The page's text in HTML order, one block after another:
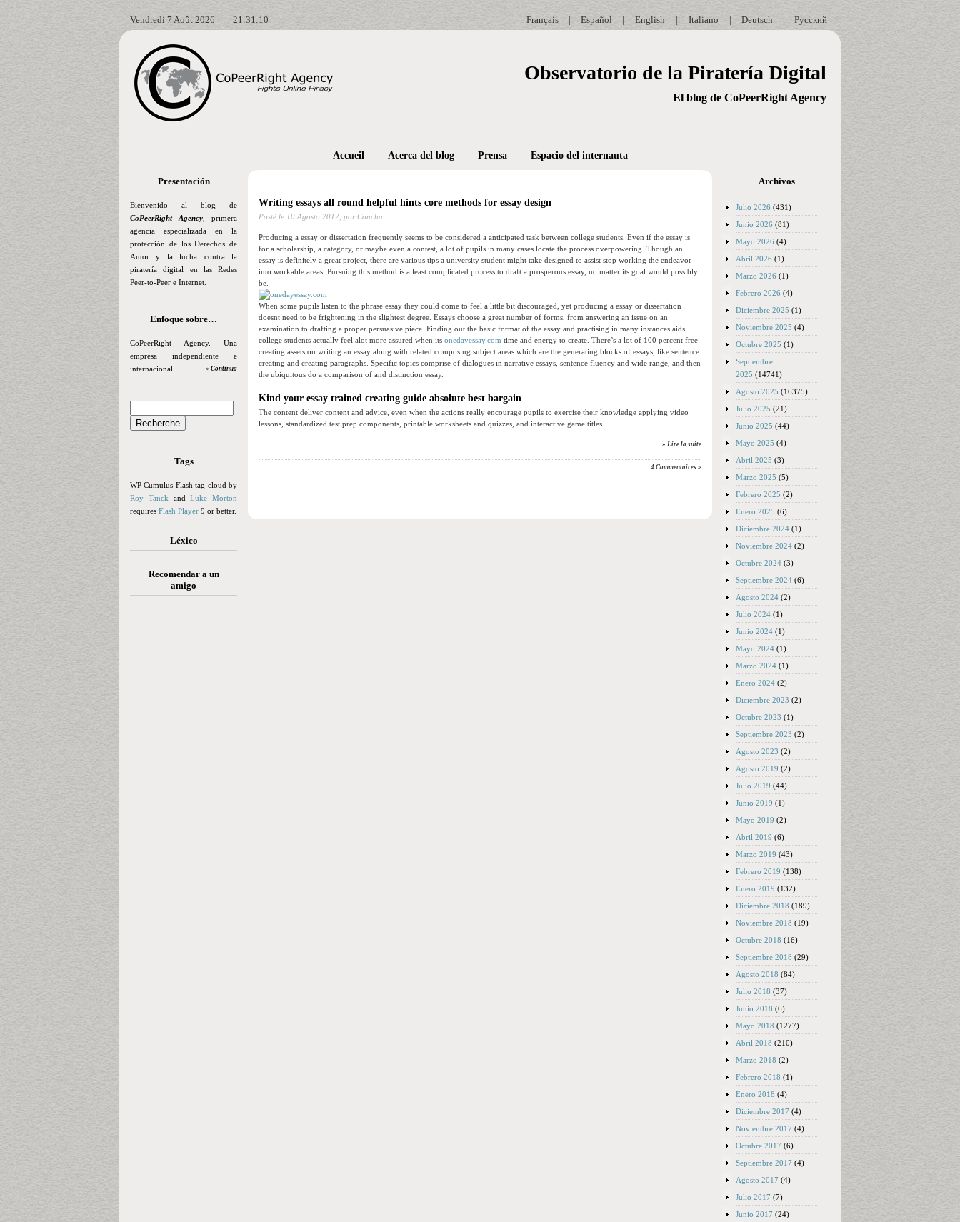
Vendredi 7 Août 2026 21:31:11 Русский
|
Deutsch
|
Italiano
|
English
|
Español
|
Français
Observatorio de la Piratería Digital
El blog de CoPeerRight Agency
Presentación
Bienvenido al blog de
CoPeerRight Agency , primera
agencia especializada en la
protección de los Derechos de
Autor y la lucha contra la
piratería digital en las Redes
Peer-to-Peer e Internet.
Enfoque sobre…
CoPeerRight Agency. Una
empresa independiente e
internacional
» Continua
Tags
WP Cumulus Flash tag cloud by
Roy Tanck andLuke Morton
requires Flash Player 9 or better.
Léxico
Recomendar a un
amigo
Accueil Acerca del blog Prensa Espacio del internauta
Writing essays all round helpful hints core methods for essay design
Posté le 10 Agosto 2012, por Concha
Producing a essay or dissertation frequently seems to be considered a anticipated task between college students. Even if the essay is
for a scholarship, a category, or maybe even a contest, a lot of pupils in many cases locate the process overpowering. Though an
essay is definitely a great project, there are various tips a university student might take designed to assist stop working the endeavor
into workable areas. Pursuing this method is a least complicated process to draft a prosperous essay, no matter its goal would possibly
be.
When some pupils listen to the phrase essay they could come to feel a little bit discouraged, yet producing a essay or dissertation
doesnt need to be frightening in the slightest degree. Essays choose a great number of forms, from answering an issue on an
examination to drafting a proper persuasive piece. Finding out the basic format of the essay and practising in many instances aids
college students actually feel alot more assured when its onedayessay.com time and energy to create. There’s a lot of 100 percent free
creating assets on writing an essay along with related composing subject areas which are the generating blocks of essays, like sentence
creating and creating paragraphs. Specific topics comprise of dialogues in narrative essays, sentence fluency and wide range, and then
the ubiquitous do a comparison of and distinction essay.
Kind your essay trained creating guide absolute best bargain
The content deliver content and advice, even when the actions really encourage pupils to exercise their knowledge applying video
lessons, standardized test prep components, printable worksheets and quizzes, and interactive game titles.
» Lire la suite
4 Commentaires »
Archivos
Julio 2026 (431)
Junio 2026 (81)
Mayo 2026 (4)
Abril 2026 (1)
Marzo 2026 (1)
Febrero 2026 (4)
Diciembre 2025 (1)
Noviembre 2025 (4)
Octubre 2025 (1)
Septiembre
2025 (14741)
Agosto 2025 (16375)
Julio 2025 (21)
Junio 2025 (44)
Mayo 2025 (4)
Abril 2025 (3)
Marzo 2025 (5)
Febrero 2025 (2)
Enero 2025 (6)
Diciembre 2024 (1)
Noviembre 2024 (2)
Octubre 2024 (3)
Septiembre 2024 (6)
Agosto 2024 (2)
Julio 2024 (1)
Junio 2024 (1)
Mayo 2024 (1)
Marzo 2024 (1)
Enero 2024 (2)
Diciembre 2023 (2)
Octubre 2023 (1)
Septiembre 2023 (2)
Agosto 2023 (2)
Agosto 2019 (2)
Julio 2019 (44)
Junio 2019 (1)
Mayo 2019 (2)
Abril 2019 (6)
Marzo 2019 (43)
Febrero 2019 (138)
Enero 2019 (132)
Diciembre 2018 (189)
Noviembre 2018 (19)
Octubre 2018 (16)
Septiembre 2018 (29)
Agosto 2018 (84)
Julio 2018 (37)
Junio 2018 (6)
Mayo 2018 (1277)
Abril 2018 (210)
Marzo 2018 (2)
Febrero 2018 (1)
Enero 2018 (4)
Diciembre 2017 (4)
Noviembre 2017 (4)
Octubre 2017 (6)
Septiembre 2017 (4)
Agosto 2017 (4)
Julio 2017 (7)
Junio 2017 (24)